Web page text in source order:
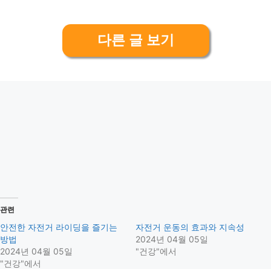
다른 글 보기
관련
안전한 자전거 라이딩을 즐기는
방법
2024년 04월 05일
"건강"에서
자전거 운동의 효과와 지속성
2024년 04월 05일
"건강"에서